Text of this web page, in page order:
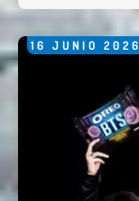
16 JUNIO 2026